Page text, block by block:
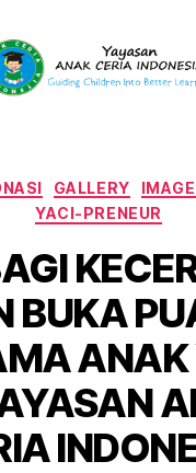
Indonesia
Categories
GALLERY
YACI-PRENEUR
BUKA